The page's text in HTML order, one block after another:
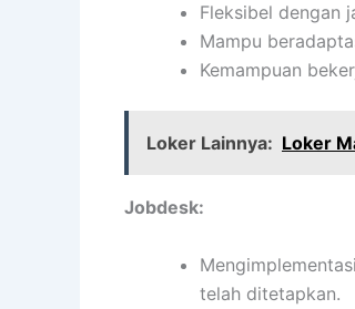
Fleksibel dengan
Mampu
Kemampuan
Loker Lainnya: Loker
Jobdesk:
telah ditetapkan.